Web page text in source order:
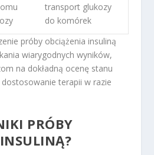
transport glukozy
do komórek
próby obciążenia insuliną
wiarygodnych wyników,
na dokładną ocenę stanu
terapii w razie
PRÓBY